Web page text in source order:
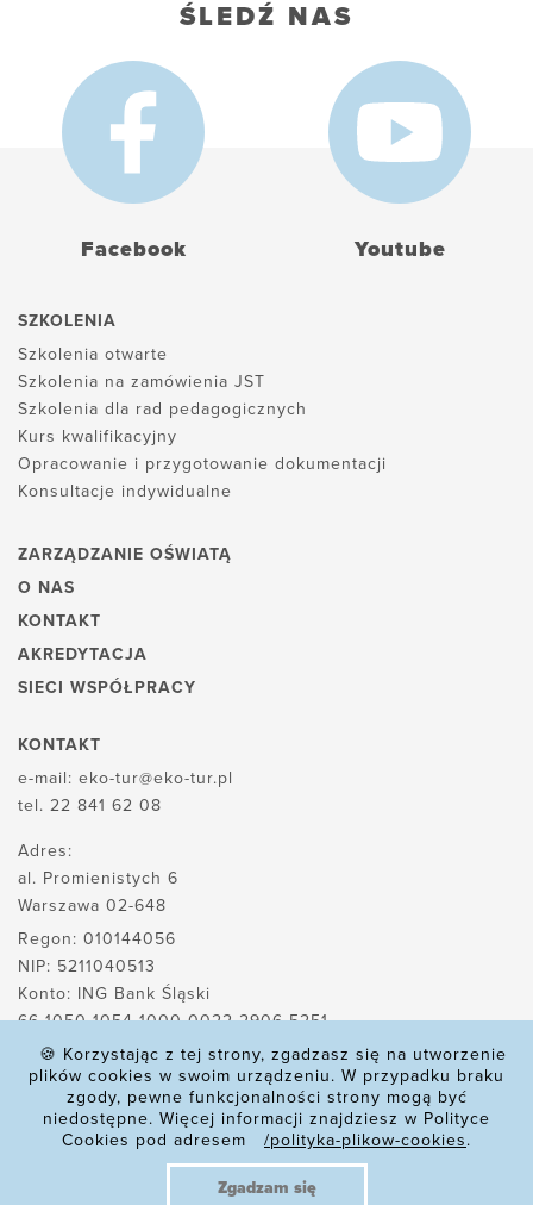
ŚLEDŹ NAS
Facebook Youtube
SZKOLENIA
Szkolenia otwarte
Szkolenia na zamówienia JST
Szkolenia dla rad pedagogicznych
Kurs kwalifikacyjny
Opracowanie i przygotowanie dokumentacji
Konsultacje indywidualne
ZARZĄDZANIE OŚWIATĄ
O NAS
KONTAKT
AKREDYTACJA
SIECI WSPÓŁPRACY
KONTAKT
e-mail: eko-tur@eko-tur.pl
tel. 22 841 62 08
Adres:
al. Promienistych 6
Warszawa 02-648
Regon: 010144056
NIP: 5211040513
Konto: ING Bank Śląski
66 1050 1054 1000 0022 2906 5251
POLITYKA PLIKÓW COOKIES
POLITYKA PRYWATNOŚCI
🍪 Korzystając z tej strony, zgadzasz się na utworzenie
plików cookies w swoim urządzeniu. W przypadku braku
zgody, pewne funkcjonalności strony mogą być
niedostępne. Więcej informacji znajdziesz w Polityce
Cookies pod adresem
/polityka-plikow-cookies.
Zgadzam się